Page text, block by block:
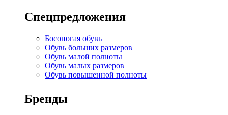
Спецпредложения
Босоногая обувь
Обувь больших размеров
Обувь малой полноты
Обувь малых размеров
Обувь повышенной полноты
Бренды